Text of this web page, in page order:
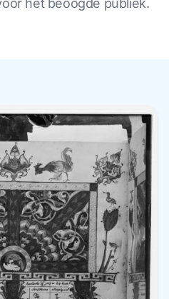
het beoogde publiek.